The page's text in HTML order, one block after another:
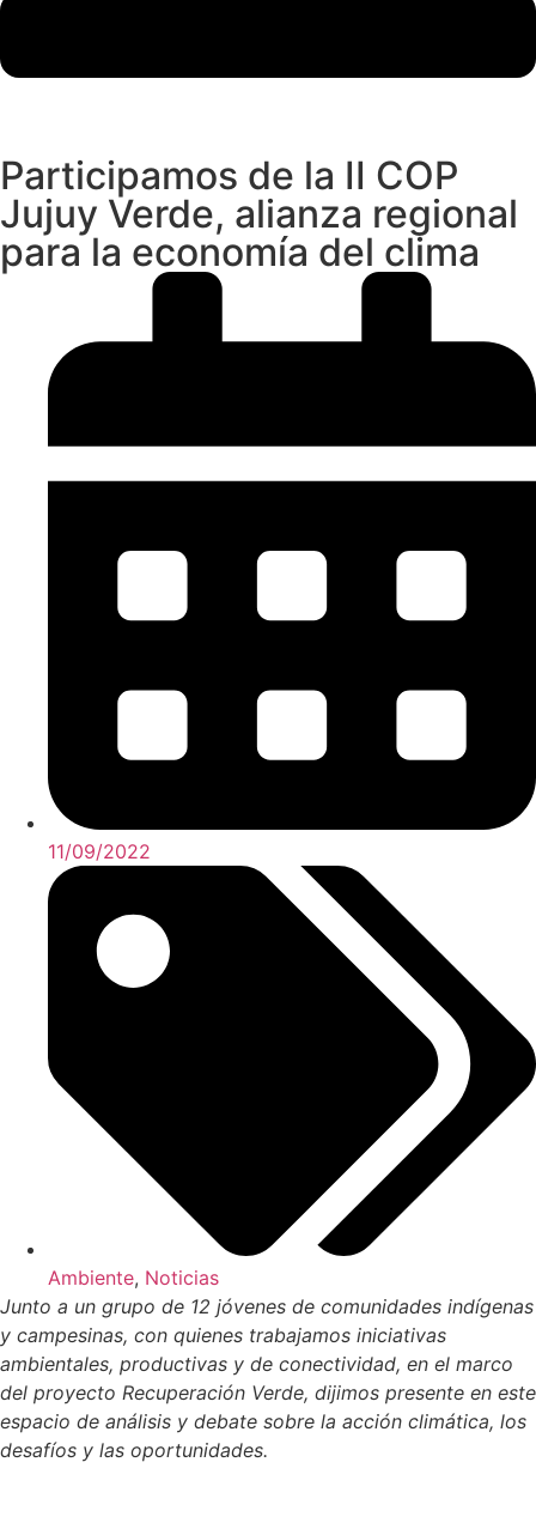
Participamos de la II COP
Jujuy Verde, alianza regional
para la economía del clima
11/09/2022
Ambiente, Noticias
Junto a un grupo de 12 jóvenes de comunidades indígenas
y campesinas, con quienes trabajamos iniciativas
ambientales, productivas y de conectividad, en el marco
del proyecto Recuperación Verde, dijimos presente en este
espacio de análisis y debate sobre la acción climática, los
desafíos y las oportunidades.